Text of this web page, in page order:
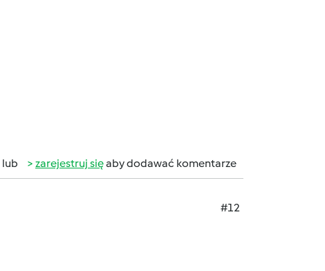
lub zarejestruj sięaby dodawać komentarze
#12